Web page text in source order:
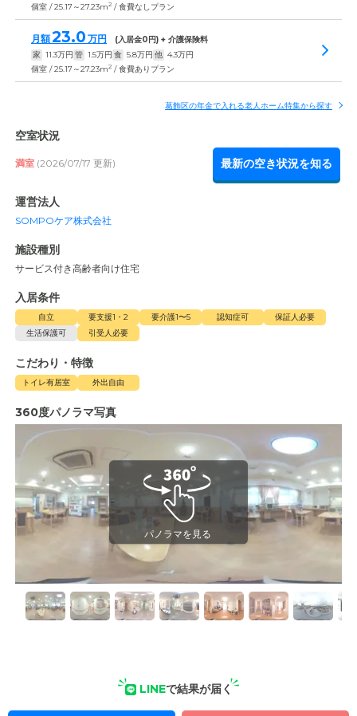
個室 / 25.17～27.23m2 / 食費なしプラン
月額23.0 万円 (入居金0円) + 介護保険料
家 11.3万円 管 1.5万円 食 5.8万円 他 4.3万円
個室 / 25.17～27.23m2 / 食費ありプラン
葛飾区の年金で入れる老人ホーム特集から探す
空室状況
満室 (2026/07/17 更新) 最新の空き状況を知る
運営法人
SOMPOケア株式会社
施設種別
サービス付き高齢者向け住宅
入居条件
自立 要支援1・2 要介護1〜5 認知症可
保証人必要
生活保護可
引受人必要
こだわり・特徴
トイレ有居室 外出自由
360度パノラマ写真
LINEで結果が届く